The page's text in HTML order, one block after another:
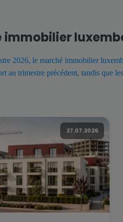
immobilier
2026, le marché immobilier
au trimestre précédent, tandis que
27.07.2026